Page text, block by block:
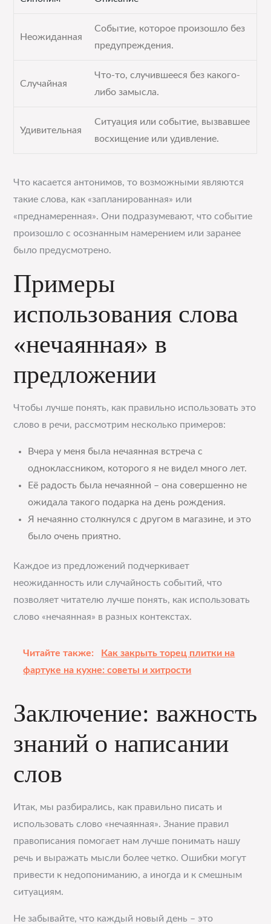
Неожиданная
Событие, которое произошло без
предупреждения.
Случайная
Что-то, случившееся без какого-
либо замысла.
Удивительная
Ситуация или событие, вызвавшее
восхищение или удивление.
Что касается антонимов, то возможными являются
такие слова, как «запланированная» или
«преднамеренная». Они подразумевают, что событие
произошло с осознанным намерением или заранее
было предусмотрено.
Примеры
использования слова
«нечаянная» в
предложении
Чтобы лучше понять, как правильно использовать это
слово в речи, рассмотрим несколько примеров:
Вчера у меня была нечаянная встреча с
одноклассником, которого я не видел много лет.
Её радость была нечаянной – она совершенно не
ожидала такого подарка на день рождения.
Я нечаянно столкнулся с другом в магазине, и это
было очень приятно.
Каждое из предложений подчеркивает
неожиданность или случайность событий, что
позволяет читателю лучше понять, как использовать
слово «нечаянная» в разных контекстах.
Читайте также:
Как закрыть торец плитки на
фартуке на кухне: советы и хитрости
Заключение: важность
знаний о написании
слов
Итак, мы разбирались, как правильно писать и
использовать слово «нечаянная». Знание правил
правописания помогает нам лучше понимать нашу
речь и выражать мысли более четко. Ошибки могут
привести к недопониманию, а иногда и к смешным
ситуациям.
Не забывайте, что каждый новый день – это